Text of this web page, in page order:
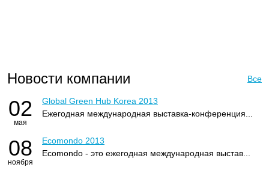
Все
Новости компании
02
мая
Global Green Hub Korea 2013
Ежегодная международная выставка-конференция...
08
ноября
Ecomondo 2013
Ecomondo - это ежегодная международная выстав...